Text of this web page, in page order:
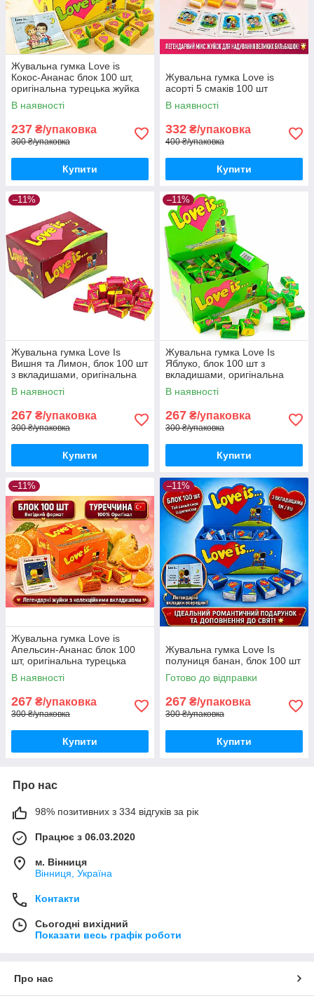
Жувальна гумка Love is
Кокос-Ананас блок 100 шт,
оригінальна турецька жуйка
Лав із у жовтій коробці з
вкладишами
В наявності
237 ₴/упаковка
300 ₴/упаковка
Купити
Жувальна гумка Love is
асорті 5 смаків 100 шт
В наявності
332 ₴/упаковка
400 ₴/упаковка
Купити
–11%
Жувальна гумка Love Is
Вишня та Лимон, блок 100 шт
з вкладишами, оригінальна
турецька жуйка Лав Із на
подарунок
В наявності
267 ₴/упаковка
300 ₴/упаковка
Купити
–11%
Жувальна гумка Love Is
Яблуко, блок 100 шт з
вкладишами, оригінальна
турецька жуйка Лав Із на
подарунок
В наявності
267 ₴/упаковка
300 ₴/упаковка
Купити
–11%
Жувальна гумка Love is
Апельсин-Ананас блок 100
шт, оригінальна турецька
жуйка Лав із з вкладишами в
коробці
В наявності
267 ₴/упаковка
300 ₴/упаковка
Купити
–11%
Жувальна гумка Love Is
полуниця банан, блок 100 шт
Готово до відправки
267 ₴/упаковка
300 ₴/упаковка
Купити
Про нас
98% позитивних з 334 відгуків за рік
Працює з 06.03.2020
м. Вінниця
Вінниця, Україна
Контакти
Сьогодні вихідний
Показати весь графік роботи
Про нас